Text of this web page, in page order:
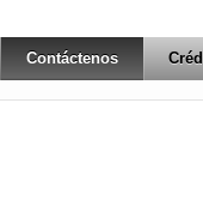
Contáctenos